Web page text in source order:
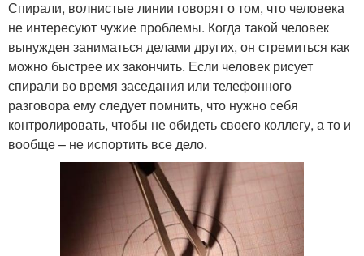
Спирали, волнистые линии говорят о том, что человека
не интересуют чужие проблемы. Когда такой человек
вынужден заниматься делами других, он стремиться как
можно быстрее их закончить. Если человек рисует
спирали во время заседания или телефонного
разговора ему следует помнить, что нужно себя
контролировать, чтобы не обидеть своего коллегу, а то и
вообще – не испортить все дело.